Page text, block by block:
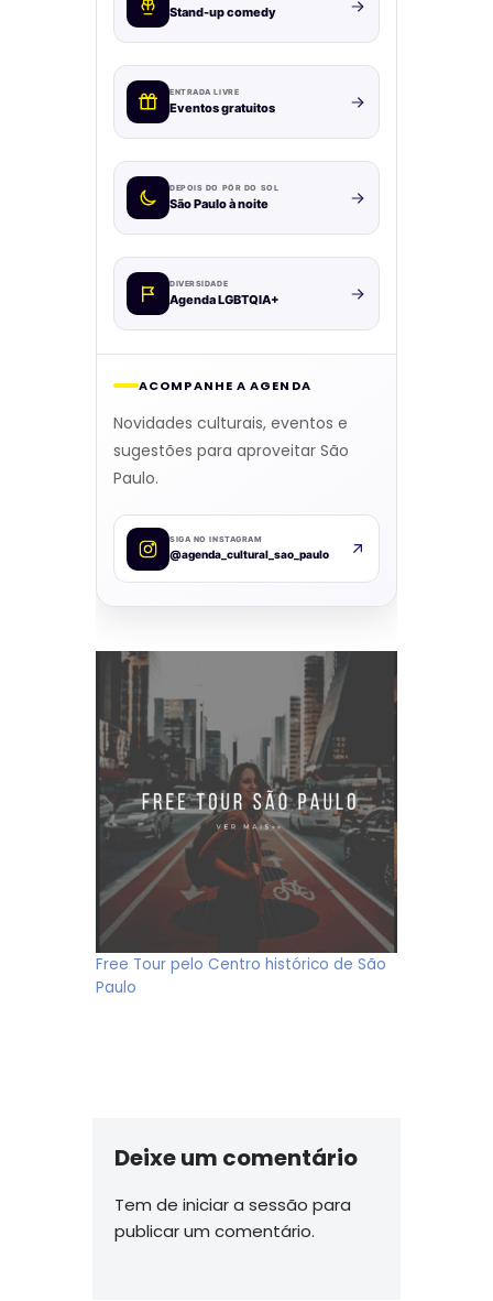
Stand-up comedy
ENTRADA LIVRE
Eventos gratuitos
DEPOIS DO PÔR DO SOL
São Paulo à noite
DIVERSIDADE
Agenda LGBTQIA+
ACOMPANHE A AGENDA
Novidades culturais, eventos e
sugestões para aproveitar São
Paulo.
SIGA NO INSTAGRAM
@agenda_cultural_sao_paulo
Free Tour pelo Centro histórico de São
Paulo
Deixe um comentário
Tem de iniciar a sessão para
publicar um comentário.